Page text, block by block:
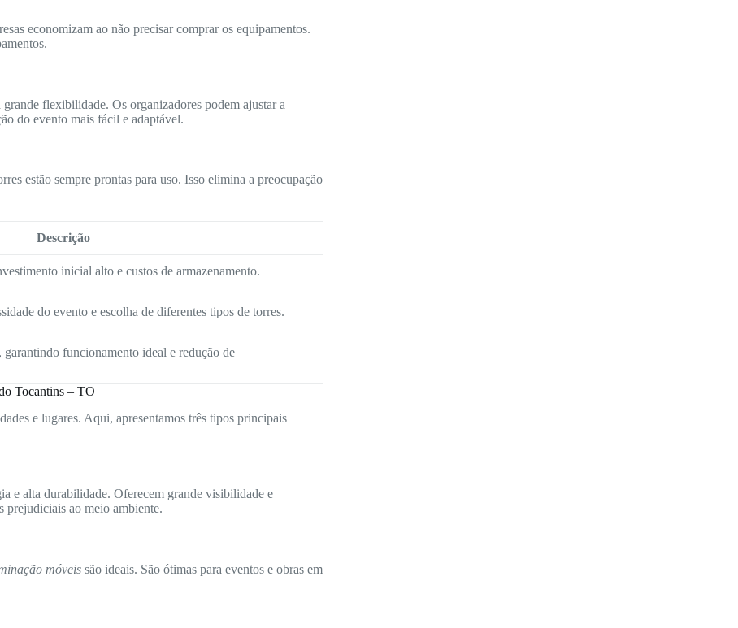
economizam ao não precisar comprar os equipamentos.
flexibilidade. Os organizadores podem ajustar a
do evento mais fácil e adaptável.
estão sempre prontas para uso. Isso elimina a preocupação
Descrição
inicial alto e custos de armazenamento.
do evento e escolha de diferentes tipos de torres.
funcionamento ideal e redução de
Tocantins – TO
e lugares. Aqui, apresentamos três tipos principais
e alta durabilidade. Oferecem grande visibilidade e
prejudiciais ao meio ambiente.
móveis são ideais. São ótimas para eventos e obras em